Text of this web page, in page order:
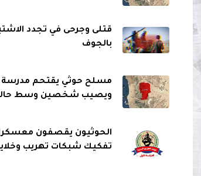
قتلى وجرحى في تجدد
بالجوف
مسلح حوثي يقتحم مدرسة
ويصيب شخصين وسط
الحوثيون يقصفون
تفكيك شبكات تهريب وخلايا